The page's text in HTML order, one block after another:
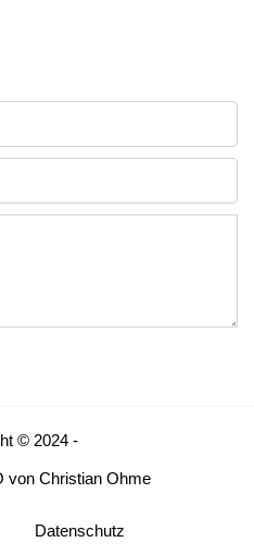
© 2024 -
von Christian Ohme
Datenschutz